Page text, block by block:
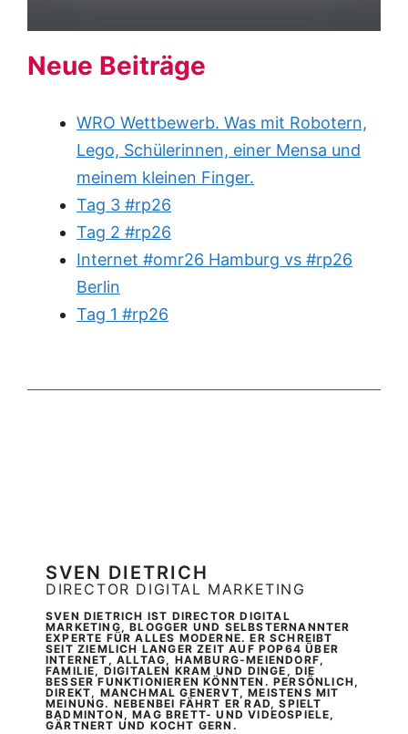
Neue Beiträge
WRO Wettbewerb. Was mit Robotern,
Lego, Schülerinnen, einer Mensa und
meinem kleinen Finger.
Tag 3 #rp26
Tag 2 #rp26
Internet #omr26 Hamburg vs #rp26
Berlin
Tag 1 #rp26
SVEN DIETRICH
DIRECTOR DIGITAL MARKETING
SVEN DIETRICH IST DIRECTOR DIGITAL
MARKETING, BLOGGER UND SELBSTERNANNTER
EXPERTE FÜR ALLES MODERNE. ER SCHREIBT
SEIT ZIEMLICH LANGER ZEIT AUF POP64 ÜBER
INTERNET, ALLTAG, HAMBURG-MEIENDORF,
FAMILIE, DIGITALEN KRAM UND DINGE, DIE
BESSER FUNKTIONIEREN KÖNNTEN. PERSÖNLICH,
DIREKT, MANCHMAL GENERVT, MEISTENS MIT
MEINUNG. NEBENBEI FÄHRT ER RAD, SPIELT
BADMINTON, MAG BRETT- UND VIDEOSPIELE,
GÄRTNERT UND KOCHT GERN.